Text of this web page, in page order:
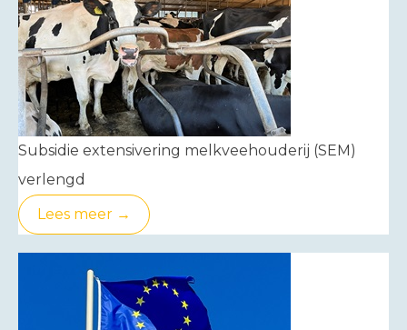
Subsidie extensivering melkveehouderij (SEM)
verlengd
Lees meer →